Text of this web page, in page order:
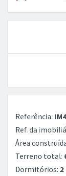
Referência:
Ref. da
Área
Terreno total:
Dormitórios: 2